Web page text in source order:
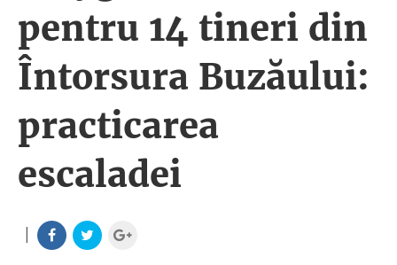
pentru 14 tineri din
Întorsura Buzăului:
practicarea
escaladei
|